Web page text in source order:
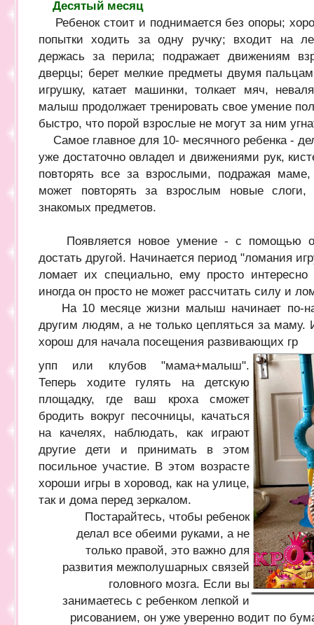
Десятый месяц
Ребенок стоит и поднимается без опоры;
попытки ходить за одну ручку; входит на
держась за перила; подражает движениям
дверцы; берет мелкие предметы двумя
игрушку, катает машинки, толкает мяч,
малыш продолжает тренировать свое умение
быстро, что порой взрослые не могут за ним
Самое главное для 10- месячного ребенка -
уже достаточно овладел и движениями рук,
повторять все за взрослыми, подражая
может повторять за взрослым новые слоги,
знакомых предметов.
Появляется новое умение - с помощью
достать другой. Начинается период "ломания
ломает их специально, ему просто
иногда он просто не может рассчитать силу и
На 10 месяце жизни малыш начинает по-
другим людям, а не только цепляться за маму.
хорош для начала посещения развивающих гр
упп или клубов "мама+малыш".
Теперь ходите гулять на детскую
площадку, где ваш кроха сможет
бродить вокруг песочницы, качаться
на качелях, наблюдать, как играют
другие дети и принимать в этом
посильное участие. В этом возрасте
хороши игры в хоровод, как на улице,
так и дома перед зеркалом.
Постарайтесь, чтобы ребенок
делал все обеими руками, а не
только правой, это важно для
развития межполушарных связей
головного мозга. Если вы
занимаетесь с ребенком лепкой и
рисованием, он уже уверенно водит по